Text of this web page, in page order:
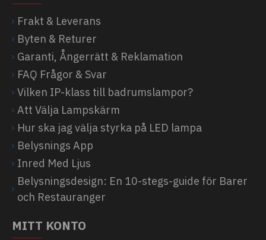
Frakt & Leverans
Byten & Returer
Garanti, Ångerrätt & Reklamation
FAQ Frågor & Svar
Vilken IP-klass till badrumslampor?
Att Välja Lampskärm
Hur ska jag välja styrka på LED lampa
Belysnings App
Inred Med Ljus
Belysningsdesign: En 10-stegs-guide för Barer
och Restauranger
MITT KONTO